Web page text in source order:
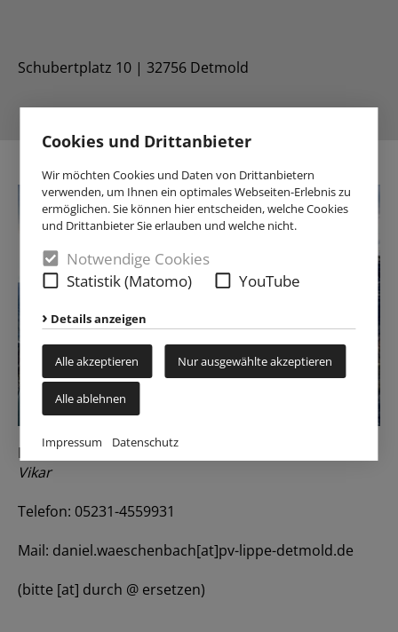
Cookies und Drittanbieter
Wir möchten Cookies und Daten von Drittanbietern
verwenden, um Ihnen ein optimales Webseiten-Erlebnis zu
ermöglichen. Sie können hier entscheiden, welche Cookies
und Drittanbieter Sie erlauben und welche nicht.
Notwendige Cookies
Statistik (Matomo)
YouTube
Details anzeigen
Alle akzeptieren Nur ausgewählte akzeptieren
Alle ablehnen
Impressum Datenschutz
Schubertplatz 10 | 32756 Detmold
Daniel Wäschenbach
Vikar
Telefon: 05231-4559931
Mail: daniel.waeschenbach[at]pv-lippe-detmold.de
(bitte [at] durch @ ersetzen)